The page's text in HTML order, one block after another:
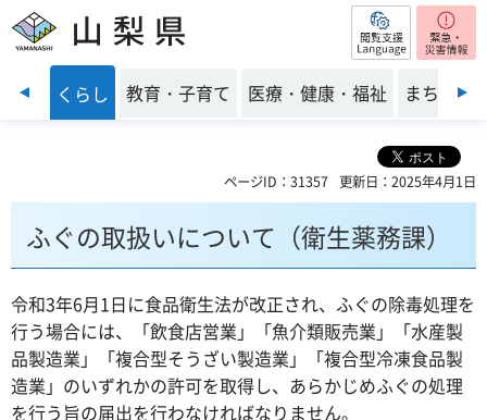
山梨県 閲覧支援
前のスライドを表示
全 くらし 教育・子育て 医療・健康・福祉 まちづく
ページID：31357 更新日：2025年4月1日
ふぐの取扱いについて（衛生薬務課）
令和3年6月1日に食品衛生法が改正され、ふぐの除毒処理を
行う場合には、「飲食店営業」「魚介類販売業」「水産製
品製造業」「複合型そうざい製造業」「複合型冷凍食品製
造業」のいずれかの許可を取得し、あらかじめふぐの処理
を行う旨の届出を行わなければなりません。